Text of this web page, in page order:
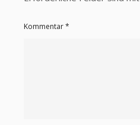
Kommentar*